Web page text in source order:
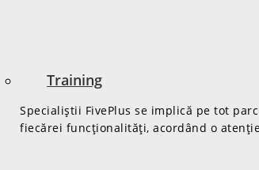
Training
Specialiștii FivePlus se implică pe tot
fiecărei funcționalități, acordând o